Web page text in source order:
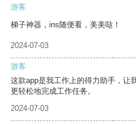
游客
梯子神器，ins随便看，美美哒！
2024-07-03
游客
这款app是我工作上的得力助手，让
更轻松地完成工作任务。
2024-07-03